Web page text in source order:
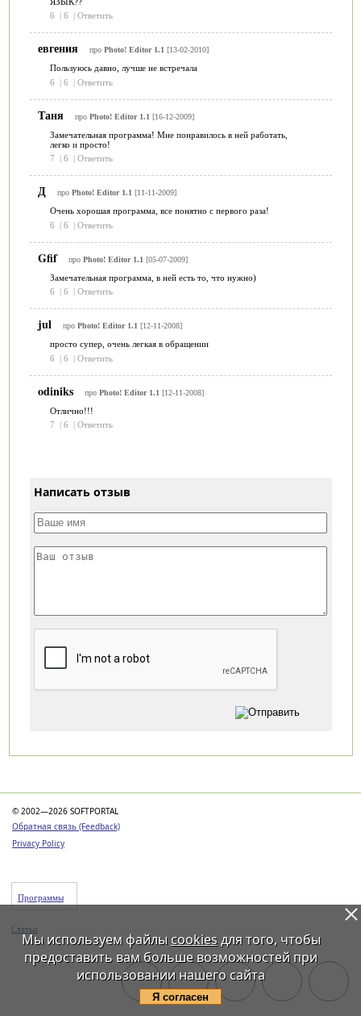
6
| 6 | Ответить
евгения про Photo! Editor 1.1 [13-02-2010]
Пользуюсь давно, лучше не встречала
6
| 6 | Ответить
Таня про Photo! Editor 1.1 [16-12-2009]
Замечательная программа! Мне понравилось в ней работать,
легко и просто!
7
| 6 | Ответить
Д про Photo! Editor 1.1 [11-11-2009]
Очень хорошая программа, все понятно с первого раза!
6
| 6 | Ответить
Gfif про Photo! Editor 1.1 [05-07-2009]
Замечательная программа, в ней есть то, что нужно)
6
| 6 | Ответить
jul про Photo! Editor 1.1 [12-11-2008]
просто супер, очень легкая в обращении
6
| 6 | Ответить
odiniks про Photo! Editor 1.1 [12-11-2008]
Отлично!!!
7
| 6 | Ответить
Написать отзыв
© 2002—2026 SOFTPORTAL
Обратная связь (Feedback)
Privacy Policy
Программы
Статьи
Мы используем файлы cookiesдля того, чтобы
предоставить вам больше возможностей при
использовании нашего сайта